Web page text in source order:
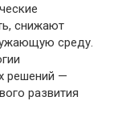
снижают
среду.
решений —
развития